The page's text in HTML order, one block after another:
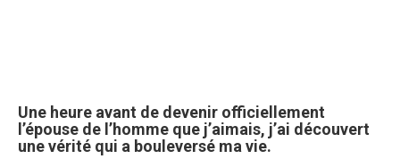
Une heure avant de devenir officiellement
l’épouse de l’homme que j’aimais, j’ai découvert
une vérité qui a bouleversé ma vie.